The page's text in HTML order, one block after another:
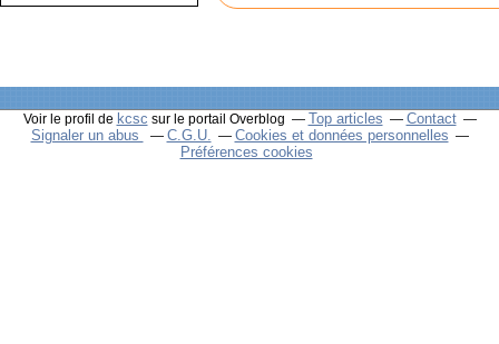
Voir le profil de kcsc sur le portail Overblog Top articles
Contact
Signaler un abus
C.G.U.
Cookies et données personnelles
Préférences cookies